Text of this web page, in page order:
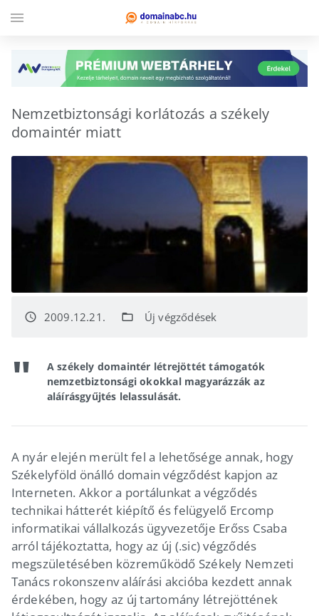
Nemzetbiztonsági korlátozás a székely
domaintér miatt
access_time 2009.12.21. folder_open Új végződések
A székely domaintér létrejöttét támogatók
nemzetbiztonsági okokkal magyarázzák az
aláírásgyűjtés lelassulását.
A nyár elején merült fel a lehetősége annak, hogy
Székelyföld önálló domain végződést kapjon az
Interneten. Akkor a portálunkat a végződés
technikai hátterét kiépítő és felügyelő Ercomp
informatikai vállalkozás ügyvezetője Erőss Csaba
arról tájékoztatta, hogy az új (.sic) végződés
megszületésében közreműködő Székely Nemzeti
Tanács rokonszenv aláírási akcióba kezdett annak
érdekében, hogy az új tartomány létrejöttének
menu